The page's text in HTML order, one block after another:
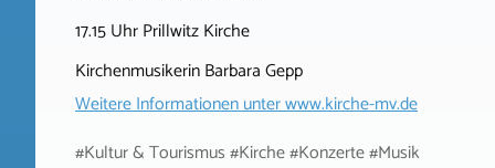
17.15 Uhr Prillwitz Kirche
Kirchenmusikerin Barbara Gepp
Weitere Informationen unterwww.kirche-mv.de
#Kultur & Tourismus #Kirche #Konzerte #Musik